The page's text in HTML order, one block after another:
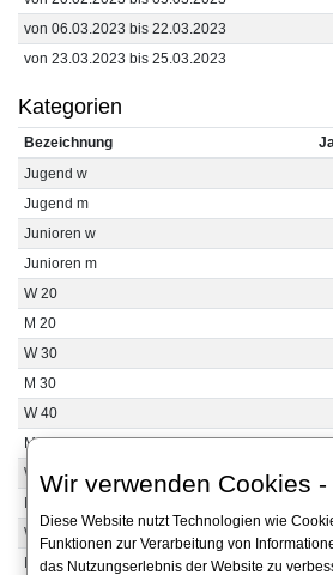
Wir verwenden Cookies -
Diese Website nutzt Technologien wie
Funktionen zur Verarbeitung von
das Nutzungserlebnis der Website zu
von 06.03.2023 bis 22.03.2023
von 23.03.2023 bis 25.03.2023
Kategorien
Bezeichnung
Jugend w
Jugend m
Junioren w
Junioren m
W 20
M 20
W 30
M 30
W 40
M 40
W 50
W 60+
M 60+